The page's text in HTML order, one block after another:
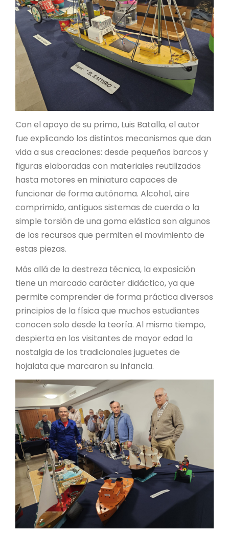
Con el apoyo de su primo, Luis Batalla, el autor
fue explicando los distintos mecanismos que dan
vida a sus creaciones: desde pequeños barcos y
figuras elaboradas con materiales reutilizados
hasta motores en miniatura capaces de
funcionar de forma autónoma. Alcohol, aire
comprimido, antiguos sistemas de cuerda o la
simple torsión de una goma elástica son algunos
de los recursos que permiten el movimiento de
estas piezas.
Más allá de la destreza técnica, la exposición
tiene un marcado carácter didáctico, ya que
permite comprender de forma práctica diversos
principios de la física que muchos estudiantes
conocen solo desde la teoría. Al mismo tiempo,
despierta en los visitantes de mayor edad la
nostalgia de los tradicionales juguetes de
hojalata que marcaron su infancia.